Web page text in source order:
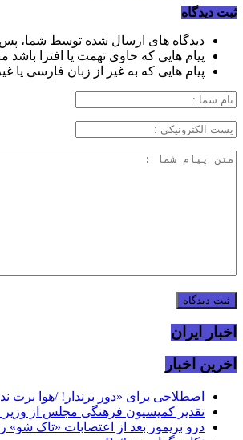
ثبت دیدگاه
دیدگاه های ارسال شده توسط شما، پس
پیام هایی که حاوی تهمت یا افترا باشد
پیام هایی که به غیر از زبان فارسی یا
اخبار ایران
اخرین اخبار
اصطلاحی برای «دور برندار! /هوا برت
تقدیر کمیسیون فرهنگی مجلس از وزیر
درو بریمور بعد از اعتصابات «تاک شو»